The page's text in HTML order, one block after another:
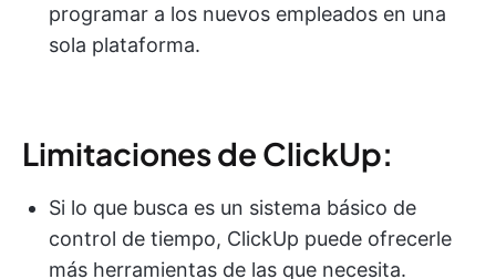
programar a los nuevos empleados en una
sola plataforma.
Limitaciones de ClickUp:
Si lo que busca es un sistema básico de
control de tiempo, ClickUp puede ofrecerle
más herramientas de las que necesita.